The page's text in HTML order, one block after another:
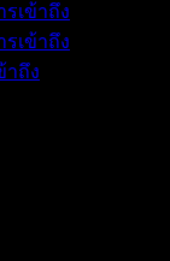
เข้าถึง
เข้าถึง
าถึง